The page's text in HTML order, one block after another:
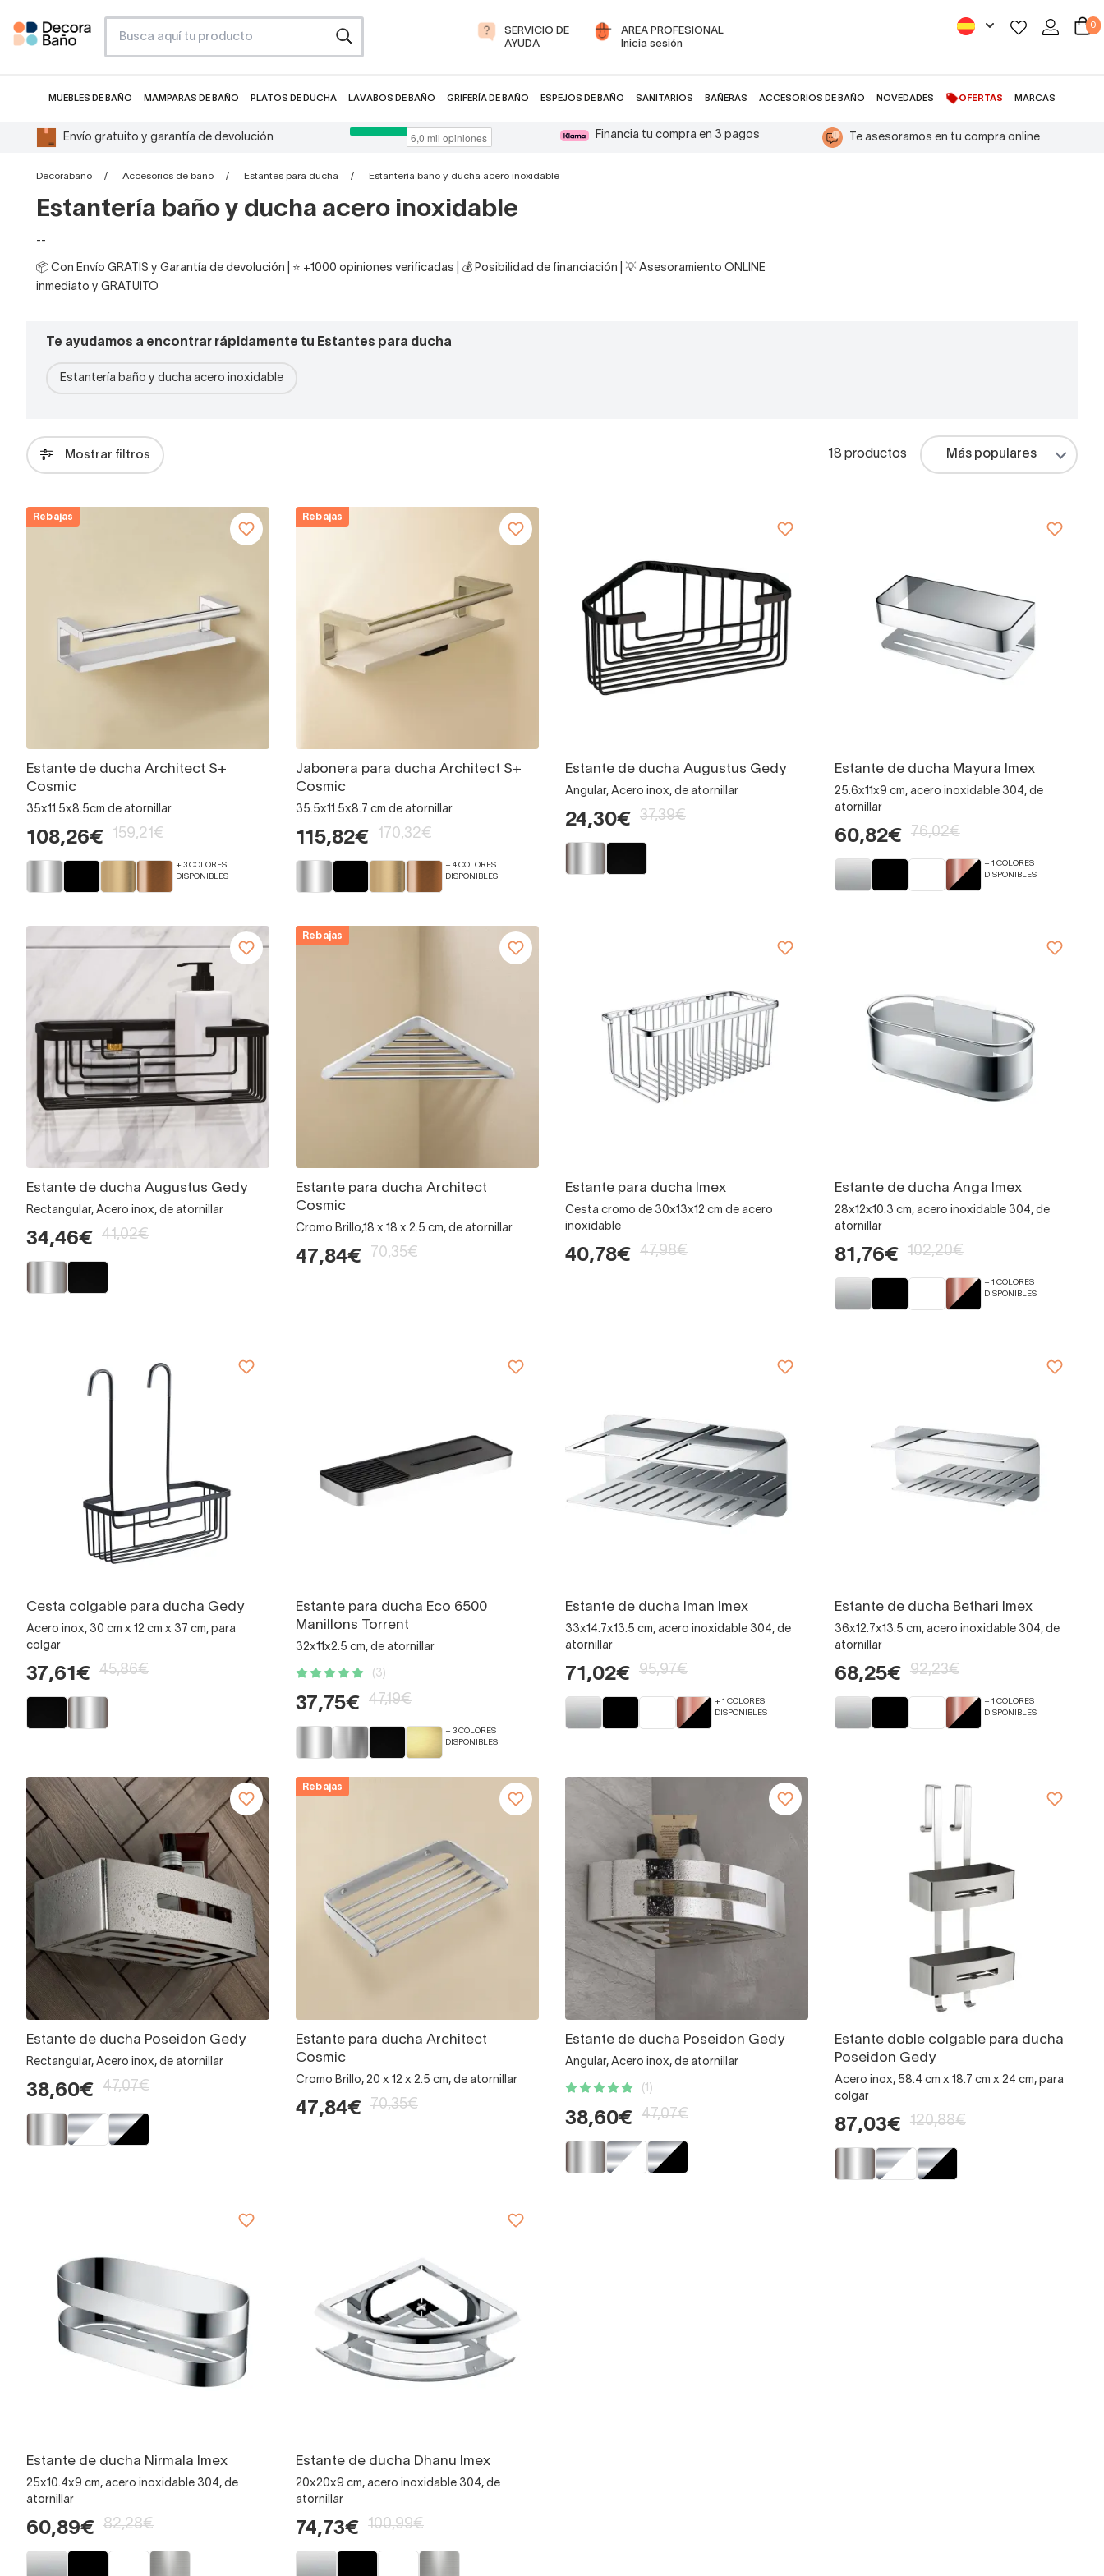
SERVICIO DE
AYUDA
AREA PROFESIONAL
Inicia sesión
0
MUEBLES DE BAÑO MAMPARAS DE BAÑO PLATOS DE DUCHA LAVABOS DE BAÑO GRIFERÍA DE BAÑO ESPEJOS DE BAÑO SANITARIOS BAÑERAS ACCESORIOS DE BAÑO NOVEDADES OFERTAS MARCAS
Envío gratuito y garantía de devolución Financia tu compra en 3 pagos Te asesoramos en tu compra online
Decorabaño Accesorios de baño Estantes para ducha Estantería baño y ducha acero inoxidable
Estantería baño y ducha acero inoxidable
--
📦 Con Envío GRATIS y Garantía de devolución | ⭐ +1000 opiniones verificadas | 💰 Posibilidad de financiación | 💡 Asesoramiento ONLINE
inmediato y GRATUITO
Te ayudamos a encontrar rápidamente tu Estantes para ducha
Estantería baño y ducha acero inoxidable
Mostrar filtros 18 productos
Rebajas
Estante de ducha Architect S+
Cosmic
35x11.5x8.5cm de atornillar
108,26€ 159,21€
+ 3 COLORES
DISPONIBLES
Rebajas
Jabonera para ducha Architect S+
Cosmic
35.5x11.5x8.7 cm de atornillar
115,82€ 170,32€
+ 4 COLORES
DISPONIBLES
Estante de ducha Augustus Gedy
Angular, Acero inox, de atornillar
24,30€ 37,39€
Estante de ducha Mayura Imex
25.6x11x9 cm, acero inoxidable 304, de
atornillar
60,82€ 76,02€
+ 1 COLORES
DISPONIBLES
Estante de ducha Augustus Gedy
Rectangular, Acero inox, de atornillar
34,46€ 41,02€
Rebajas
Estante para ducha Architect
Cosmic
Cromo Brillo,18 x 18 x 2.5 cm, de atornillar
47,84€ 70,35€
Estante para ducha Imex
Cesta cromo de 30x13x12 cm de acero
inoxidable
40,78€ 47,98€
Estante de ducha Anga Imex
28x12x10.3 cm, acero inoxidable 304, de
atornillar
81,76€ 102,20€
+ 1 COLORES
DISPONIBLES
Cesta colgable para ducha Gedy
Acero inox, 30 cm x 12 cm x 37 cm, para
colgar
37,61€ 45,86€
Estante para ducha Eco 6500
Manillons Torrent
32x11x2.5 cm, de atornillar
(3)
37,75€ 47,19€
+ 3 COLORES
DISPONIBLES
Estante de ducha Iman Imex
33x14.7x13.5 cm, acero inoxidable 304, de
atornillar
71,02€ 95,97€
+ 1 COLORES
DISPONIBLES
Estante de ducha Bethari Imex
36x12.7x13.5 cm, acero inoxidable 304, de
atornillar
68,25€ 92,23€
+ 1 COLORES
DISPONIBLES
Estante de ducha Poseidon Gedy
Rectangular, Acero inox, de atornillar
38,60€ 47,07€
Rebajas
Estante para ducha Architect
Cosmic
Cromo Brillo, 20 x 12 x 2.5 cm, de atornillar
47,84€ 70,35€
Estante de ducha Poseidon Gedy
Angular, Acero inox, de atornillar
(1)
38,60€ 47,07€
Estante doble colgable para ducha
Poseidon Gedy
Acero inox, 58.4 cm x 18.7 cm x 24 cm, para
colgar
87,03€ 120,88€
Estante de ducha Nirmala Imex
25x10.4x9 cm, acero inoxidable 304, de
atornillar
60,89€ 82,28€
Estante de ducha Dhanu Imex
20x20x9 cm, acero inoxidable 304, de
atornillar
74,73€ 100,99€